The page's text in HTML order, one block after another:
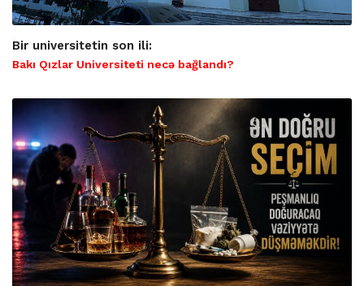
Bir universitetin son ili:
Bakı Qızlar Universiteti necə bağlandı?